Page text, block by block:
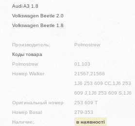
Audi A3 1.8
Volkswagen Beetle 2.0
Volkswagen Beetle 1.8
Производитель:
Polmostrow
Коды товара
Polmostrow
01.103
Номер Walker
21567,21568
Оригинальный номер
1J6 253 609 CC,1J6 253
609 J,1J6 253 609 S,1J6
253 609 T
Номер Bosal
279-353
Наличие:
в наявності